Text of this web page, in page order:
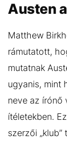
Austen
Matthew
rámutatott,
mutatnak
ugyanis, mint
neve az írónő
ítéletekben.
szerzői